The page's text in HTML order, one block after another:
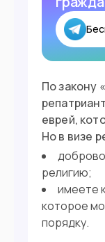
По закону
еврей,
Но в визе
религию;
имеете
которое
порядку.